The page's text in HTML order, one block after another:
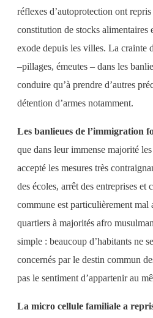
réflexes d’autoprotection ont
constitution de stocks alimentaires
exode depuis les villes. La crainte
–pillages, émeutes – dans les
conduire qu’à prendre d’autres
détention d’armes notamment.
Les banlieues de l’immigration
que dans leur immense majorité
accepté les mesures très
des écoles, arrêt des entreprises et
commune est particulièrement mal
quartiers à majorités afro
simple : beaucoup d’habitants ne
concernés par le destin commun
pas le sentiment d’appartenir au
La micro cellule familiale a